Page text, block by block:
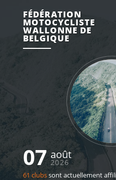
FÉDÉRATION
MOTOCYCLISTE
WALLONNE DE
BELGIQUE
07 août
2026
61 clubssont actuellement